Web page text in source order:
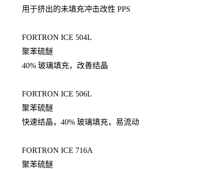
用于挤出的未填充冲击改性 PPS
FORTRON ICE 504L
聚苯硫醚
40% 玻璃填充，改善结晶
FORTRON ICE 506L
聚苯硫醚
快速结晶，40% 玻璃填充，易流动
FORTRON ICE 716A
聚苯硫醚